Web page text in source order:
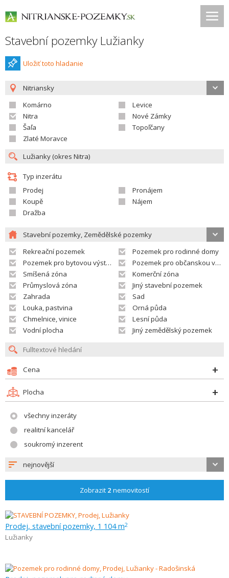
Stavební pozemky Lužianky
Uložiť toto hladanie
Nitriansky
Komárno
Levice
Nitra
Nové Zámky
Šaľa
Topoľčany
Zlaté Moravce
Typ inzerátu
Prodej
Pronájem
Koupě
Nájem
Dražba
Stavební pozemky, Zemědělské pozemky
Rekreační pozemek
Pozemek pro rodinné domy
Pozemek pro bytovou výstavbu
Pozemek pro občanskou vybavenost
Smíšená zóna
Komerční zóna
Průmyslová zóna
Jiný stavební pozemek
Zahrada
Sad
Louka, pastvina
Orná půda
Chmelnice, vinice
Lesní půda
Vodní plocha
Jiný zemědělský pozemek
Cena
Plocha
všechny inzeráty
realitní kancelář
soukromý inzerent
nejnovější
Zobrazit 2 nemovitostí
Prodej, stavební pozemky, 1 104 m2
Lužianky